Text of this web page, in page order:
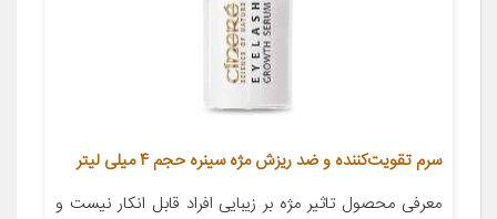
سرم تقویت‌کننده و ضد ریزش مژه سینره حجم 4 میلی لیتر
معرفی محصول تاثیر مژه بر زیبایی افراد قابل انکار نیست و